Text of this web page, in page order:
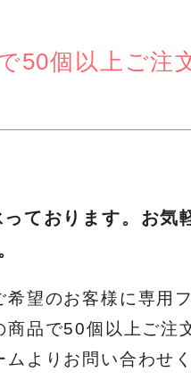
50個以上ご注
ております。お気
希望のお客様に専用
商品で50個以上ご注
ムよりお問い合わせ